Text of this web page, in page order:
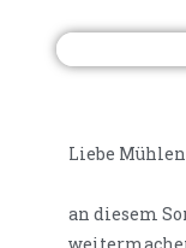
Liebe
an diesem